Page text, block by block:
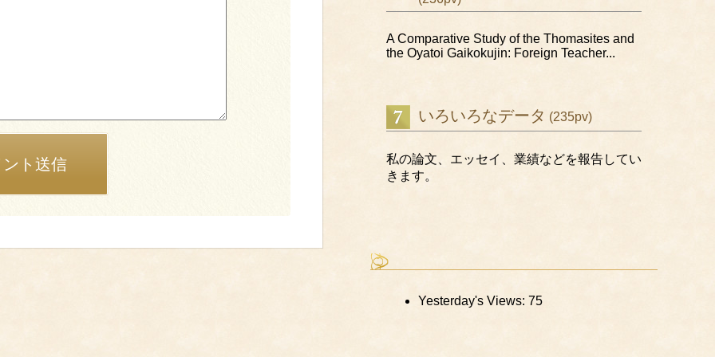
ト送信
A Comparative Study of the Thomasites and
the Oyatoi Gaikokujin: Foreign Teacher...
いろいろなデータ (235pv)
私の論文、エッセイ、業績などを報告してい
きます。
Yesterday's Views: 75